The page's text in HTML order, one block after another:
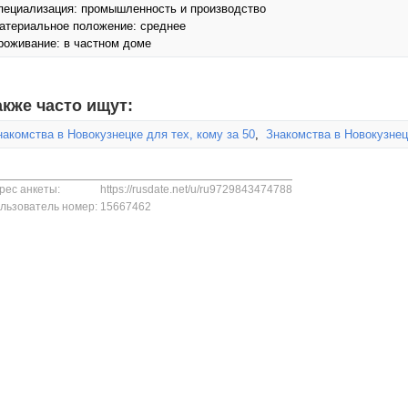
промышленность и производство
положение: среднее
в частном доме
часто ищут:
в Новокузнецке для тех, кому за 50, Знакомства в
анкеты:
https://rusdate.net/u/ru9729843474788
номер: 15667462